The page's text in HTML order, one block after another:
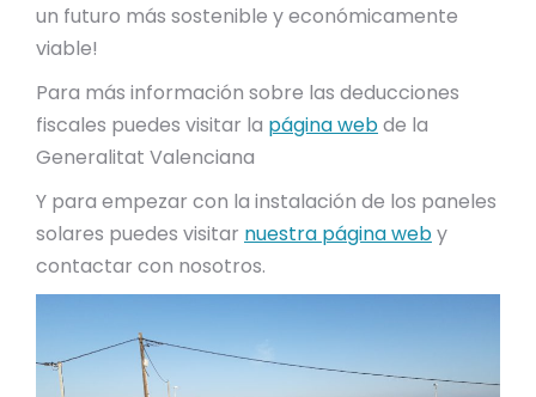
un futuro más sostenible y económicamente
viable!
Para más información sobre las deducciones
fiscales puedes visitar la página webde la
Generalitat Valenciana
Y para empezar con la instalación de los paneles
solares puedes visitar nuestra página weby
contactar con nosotros.